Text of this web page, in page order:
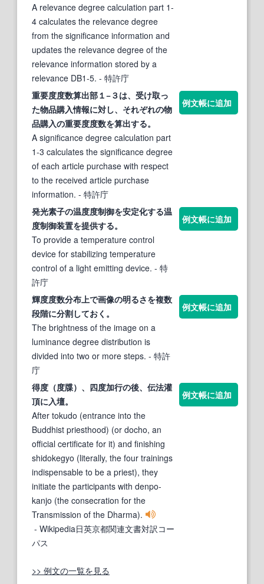
A relevance degree calculation part 1-
4 calculates the relevance degree
from the significance information and
updates the relevance degree of the
relevance information stored by a
relevance DB1-5. - 特許庁
重要度度数算出部１−３は、受け取っ
た物品購入情報に対し、それぞれの物
品購入の重要度度数を算出する。
A significance degree calculation part
1-3 calculates the significance degree
of each article purchase with respect
to the received article purchase
information. - 特許庁
例文帳に追加
発光素子の温度度制御を安定化する温
度制御装置を提供する。
To provide a temperature control
device for stabilizing temperature
control of a light emitting device. - 特
許庁
例文帳に追加
輝度度数分布上で画像の明るさを複数
段階に分割しておく。
The brightness of the image on a
luminance degree distribution is
divided into two or more steps. - 特許
庁
例文帳に追加
得度（度牒）、四度加行の後、伝法灌
頂に入壇。
After tokudo (entrance into the
Buddhist priesthood) (or docho, an
official certificate for it) and finishing
shidokegyo (literally, the four trainings
indispensable to be a priest), they
initiate the participants with denpo-
kanjo (the consecration for the
Transmission of the Dharma).
- Wikipedia日英京都関連文書対訳コー
パス
例文帳に追加
>> 例文の一覧を見る